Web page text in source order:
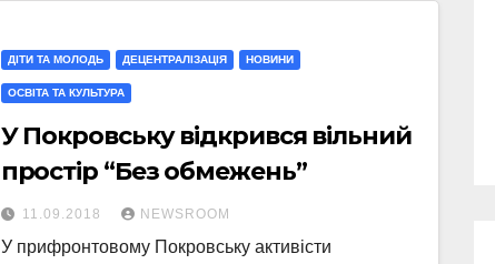
ДІТИ ТА МОЛОДЬ ДЕЦЕНТРАЛІЗАЦІЯ НОВИНИ
ОСВІТА ТА КУЛЬТУРА
У Покровську відкрився вільний
простір “Без обмежень”
11.09.2018 NEWSROOM
У прифронтовому Покровську активісти